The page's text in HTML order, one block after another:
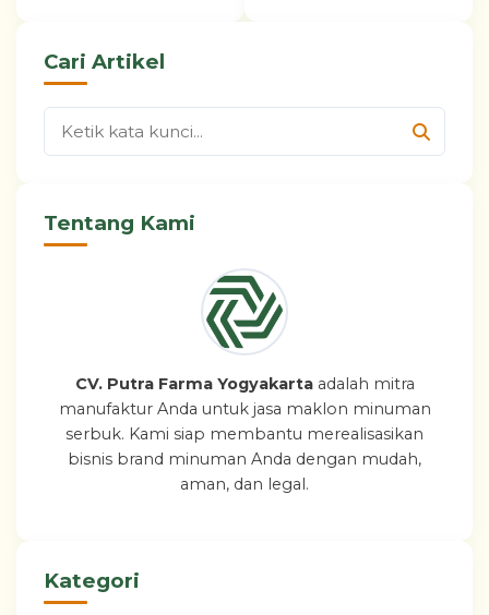
Cari Artikel
Tentang Kami
CV. Putra Farma Yogyakartaadalah mitra
manufaktur Anda untuk jasa maklon minuman
serbuk. Kami siap membantu merealisasikan
bisnis brand minuman Anda dengan mudah,
aman, dan legal.
Kategori